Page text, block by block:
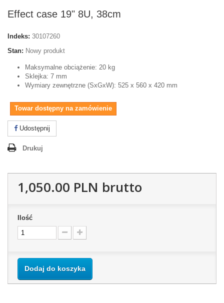
Effect case 19" 8U, 38cm
Indeks: 30107260
Stan: Nowy produkt
Maksymalne obciążenie: 20 kg
Sklejka: 7 mm
Wymiary zewnętrzne (SxGxW): 525 x 560 x 420 mm
Towar dostępny na zamówienie
Udostępnij
Drukuj
1,050.00 PLN brutto
Ilość
Dodaj do koszyka